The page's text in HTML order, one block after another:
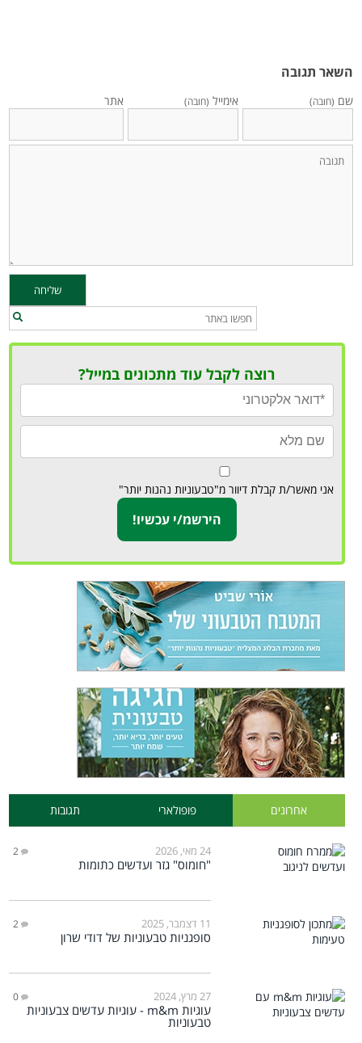
השאר תגובה
שם (חובה) אימייל (חובה) אתר
רוצה לקבל עוד מתכונים במייל?
אני מאשר/ת קבלת דיוור מ"טבעוניות נהנות יותר"
אחרונים פופולארי תגובות
24 מאי, 2026 2
"חומוס" גזר ועדשים כתומות
11 דצמבר, 2025 2
סופגניות טבעוניות של דודי שרון
27 מרץ, 2024 0
עוגיות m&m - עוגיות עדשים צבעוניות
טבעוניות